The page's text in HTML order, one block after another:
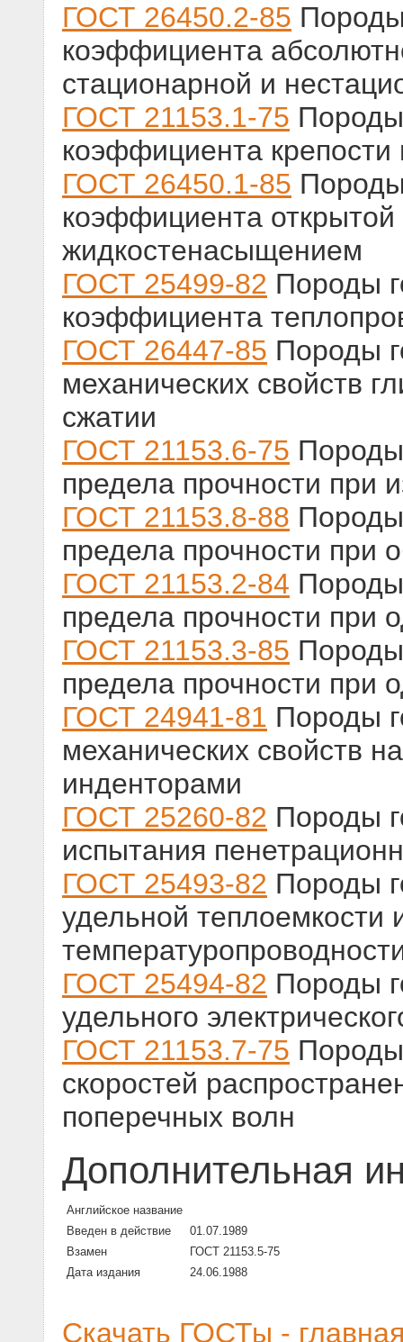
ГОСТ 26450.2-85
коэффициента
стационарной и
ГОСТ 21153.1-75
коэффициента крепости
ГОСТ 26450.1-85
коэффициента открытой
жидкостенасыщением
ГОСТ 25499-82 Породы
коэффициента
ГОСТ 26447-85 Породы
механических свойств
сжатии
ГОСТ 21153.6-75
предела прочности при
ГОСТ 21153.8-88
предела прочности при
ГОСТ 21153.2-84
предела прочности при
ГОСТ 21153.3-85
предела прочности при
ГОСТ 24941-81 Породы
механических свойств
инденторами
ГОСТ 25260-82 Породы
испытания
ГОСТ 25493-82 Породы
удельной
ГОСТ 25494-82 Породы
удельного
ГОСТ 21153.7-75
скоростей
поперечных волн
Дополнительная
Английское название
Введен в действие
01.07.1989
Взамен
ГОСТ 21153.5-75
Дата издания
24.06.1988
Скачать ГОСТы -